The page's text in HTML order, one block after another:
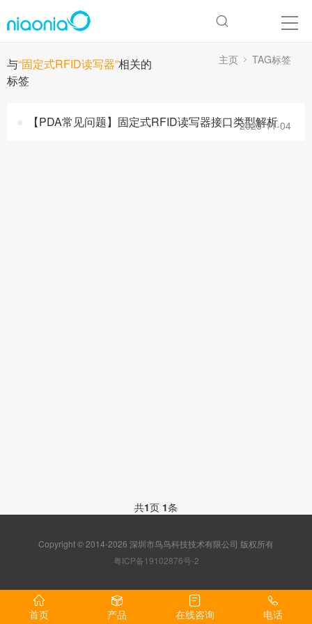
与“固定式RFID读写器”相关的
标签
主页 TAG标签
【PDA常见问题】固定式RFID读写器接口类型解析
2025-11-04
共1页 1条
Copyright © 2014-2026 深圳市鸟鸟科技技术有限公司 版权所有
粤ICP备19102876号-2
首页 产品 在线咨询 电话